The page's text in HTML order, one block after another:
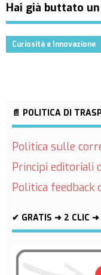
Hai già buttato
Curiosità e Innovazione
📄 POLITICA DI
Politica sulle
Principi editoriali
Politica feedback
✔ GRATIS ➜ 2 CLIC ➜